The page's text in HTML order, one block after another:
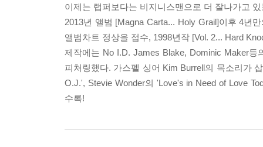
이제는 랩퍼보다는 비지니스맨으로 더 잘나가고
2013년 앨범 [Magna Carta... Holy Grail]이후 4년
앨범차트 정상을 접수, 1998년작 [Vol. 2... Hard
제작에는 No I.D. James Blake, Dominic Maker등
피처링했다. 가스펠 싱어 Kim Burrell의 목소리가
O.J.', Stevie Wonder의 'Love's in Need of Love
수록!